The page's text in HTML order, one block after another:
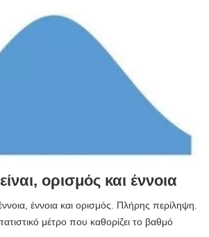
ορισμός και έννοια
έννοια και ορισμός. Πλήρης περίληψη.
μέτρο που καθορίζει το βαθμό